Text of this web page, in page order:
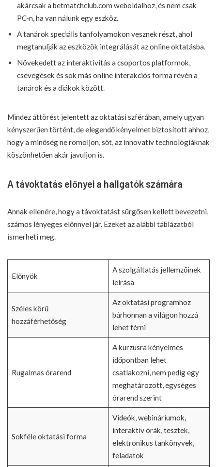
akárcsak a betmatchclub.com weboldalhoz, és nem csak
PC-n, ha van nálunk egy eszköz.
A tanárok speciális tanfolyamokon vesznek részt, ahol
megtanulják az eszközök integrálását az online oktatásba.
Növekedett az interaktivitás a csoportos platformok,
csevegések és sok más online interakciós forma révén a
tanárok és a diákok között.
Mindez áttörést jelentett az oktatási szférában, amely ugyan
kényszerűen történt, de elegendő kényelmet biztosított ahhoz,
hogy a minőség ne romoljon, sőt, az innovatív technológiáknak
köszönhetően akár javuljon is.
A távoktatás előnyei a hallgatók számára
Annak ellenére, hogy a távoktatást sürgősen kellett bevezetni,
számos lényeges előnnyel jár. Ezeket az alábbi táblázatból
ismerheti meg.
Előnyök
A szolgáltatás jellemzőinek
leírása
Széles körű
hozzáférhetőség
Az oktatási programhoz
bárhonnan a világon hozzá
lehet férni
Rugalmas órarend
A kurzusra kényelmes
időpontban lehet
csatlakozni, nem pedig egy
meghatározott, egységes
órarend szerint
Sokféle oktatási forma
Videók, webináriumok,
interaktív órák, tesztek,
elektronikus tankönyvek,
feladatok